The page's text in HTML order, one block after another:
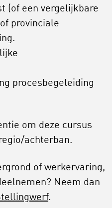
(of een vergelijkbare
provinciale
procesbegeleiding
om deze cursus
achterban.
of werkervaring,
Neem dan
.